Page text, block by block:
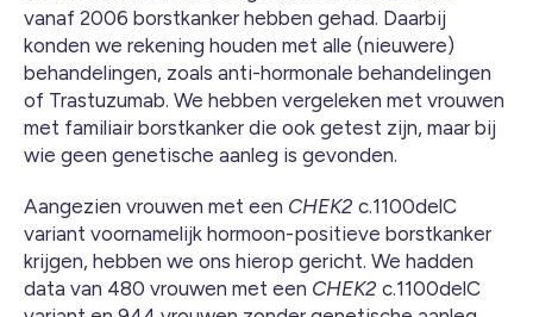
vanaf 2006 borstkanker hebben gehad. Daarbij
konden we rekening houden met alle (nieuwere)
behandelingen, zoals anti-hormonale behandelingen
of Trastuzumab. We hebben vergeleken met vrouwen
met familiair borstkanker die ook getest zijn, maar bij
wie geen genetische aanleg is gevonden.
Aangezien vrouwen met een CHEK2 c.1100delC
variant voornamelijk hormoon-positieve borstkanker
krijgen, hebben we ons hierop gericht. We hadden
data van 480 vrouwen met een CHEK2 c.1100delC